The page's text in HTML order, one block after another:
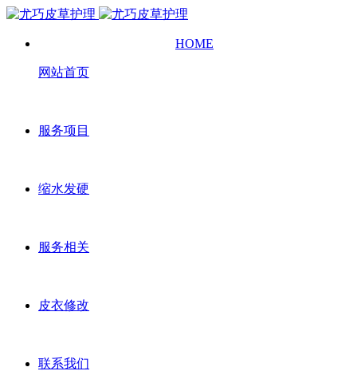
HOME
网站首页
服务项目
缩水发硬
服务相关
皮衣修改
联系我们